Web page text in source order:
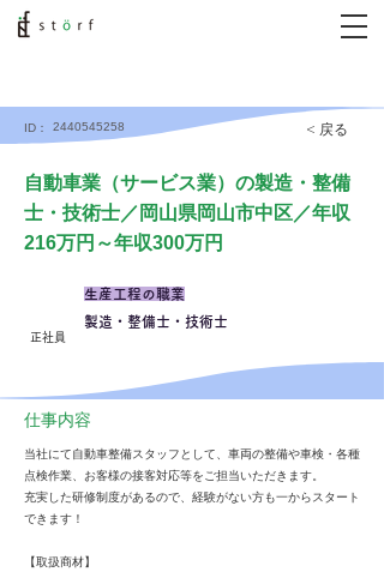
ID： 2440545258 < 戻る
自動車業（サービス業）の製造・整備
士・技術士／岡山県岡山市中区／年収
216万円～年収300万円
正社員
生産工程の職業
製造・整備士・技術士
仕事内容
当社にて自動車整備スタッフとして、車両の整備や車検・各種
点検作業、お客様の接客対応等をご担当いただきます。
充実した研修制度があるので、経験がない方も一からスタート
できます！
【取扱商材】